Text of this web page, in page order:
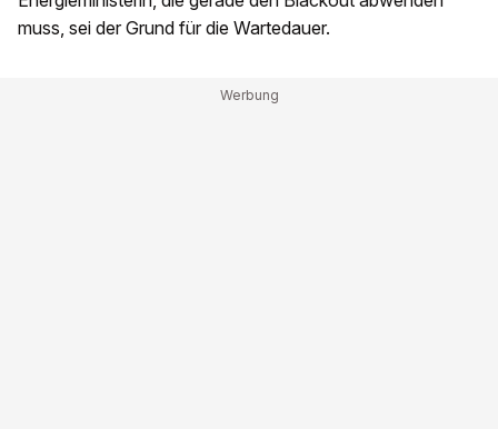
muss, sei der Grund für die Wartedauer.